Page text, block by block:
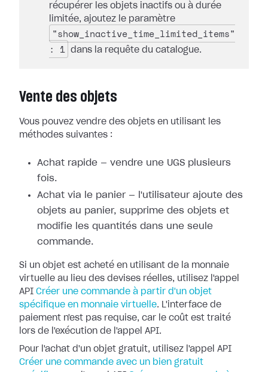
récupérer les objets inactifs ou à durée
limitée, ajoutez le paramètre
"show_inactive_time_limited_items"
: 1
dans la requête du catalogue.
Vente des objets
Vous pouvez vendre des objets en utilisant les
méthodes suivantes :
Achat rapide — vendre une UGS plusieurs
fois.
Achat via le panier — l'utilisateur ajoute des
objets au panier, supprime des objets et
modifie les quantités dans une seule
commande.
Si un objet est acheté en utilisant de la monnaie
virtuelle au lieu des devises réelles, utilisez l'appel
API Créer une commande à partir d'un objet
spécifique en monnaie virtuelle. L'interface de
paiement n'est pas requise, car le coût est traité
lors de l'exécution de l'appel API.
Pour l'achat d'un objet gratuit, utilisez l'appel API
Créer une commande avec un bien gratuit